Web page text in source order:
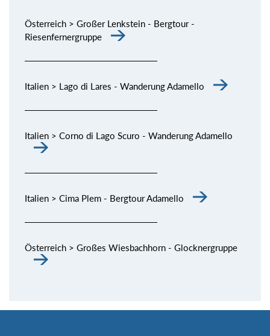
Österreich > Großer Lenkstein - Bergtour -
Riesenfernergruppe
Italien > Lago di Lares - Wanderung Adamello
Italien > Corno di Lago Scuro - Wanderung Adamello
Italien > Cima Plem - Bergtour Adamello
Österreich > Großes Wiesbachhorn - Glocknergruppe